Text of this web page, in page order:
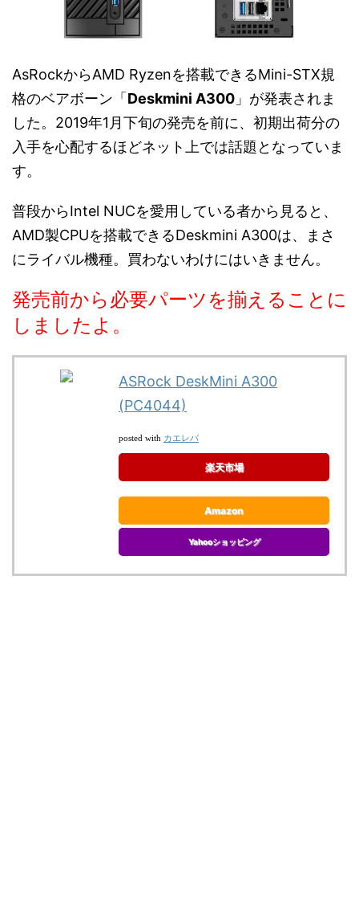
AsRockからAMD Ryzenを搭載できるMini-STX規
格のベアボーン「Deskmini A300 」が発表されま
した。2019年1月下旬の発売を前に、初期出荷分の
入手を心配するほどネット上では話題となっていま
す。
普段からIntel NUCを愛用している者から見ると、
AMD製CPUを搭載できるDeskmini A300は、まさ
にライバル機種。買わないわけにはいきません。
発売前から必要パーツを揃えることに
しましたよ。
ASRock DeskMini A300
(PC4044)
posted with カエレバ
楽天市場
Amazon
Yahooショッピング